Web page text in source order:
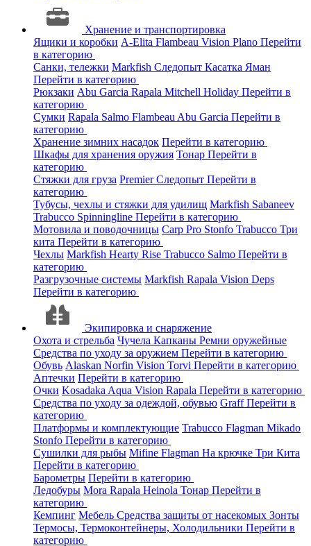
Хранение и транспортировка
Ящики и коробки A-Elita Flambeau Vision Plano Перейти
в категорию
Санки, тележки Markfish Следопыт Касатка Яман
Перейти в категорию
Рюкзаки Abu Garcia Rapala Mitchell Holiday Перейти в
категорию
Сумки Rapala Salmo Flambeau Abu Garcia Перейти в
категорию
Хранение зимних насадок Перейти в категорию
Шкафы для хранения оружия Тонар Перейти в
категорию
Стяжки для груза PremierСледопыт Перейти в
категорию
Тубусы, чехлы и стяжки для удилищ Markfish Sabaneev
Trabucco Spinningline Перейти в категорию
Мотовила и поводочницы Carp Pro Stonfo Trabucco Три
кита Перейти в категорию
Чехлы Markfish Hearty Rise Trabucco Salmo Перейти в
категорию
Разгрузочные системы Markfish Rapala Vision Deps
Перейти в категорию
Экипировка и снаряжение
Охота и стрельба Чучела Капканы Ремни оружейные
Средства по уходу за оружием Перейти в категорию
Обувь Alaskan Norfin Vision Torvi Перейти в категорию
Аптечки Перейти в категорию
Очки Kosadaka Aqua Vision Rapala Перейти в категорию
Средства по уходу за одеждой, обувью GraffПерейти в
категорию
Платформы и комплектующие Trabucco Flagman Mikado
Stonfo Перейти в категорию
Сушилки для рыбы Mifine Flagman На крючке Три Кита
Перейти в категорию
Барометры Перейти в категорию
Ледобуры Mora Rapala Heinola Тонар Перейти в
категорию
Кемпинг Мебель Средства защиты от насекомых Зонты
Термосы, Термоконтейнеры, Холодильники Перейти в
категорию